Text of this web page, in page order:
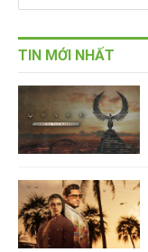
TIN MỚI NHẤT